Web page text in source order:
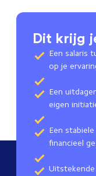
Dit krijg
Een salaris
op je
Een
eigen
Een
financieel
Uitstekende